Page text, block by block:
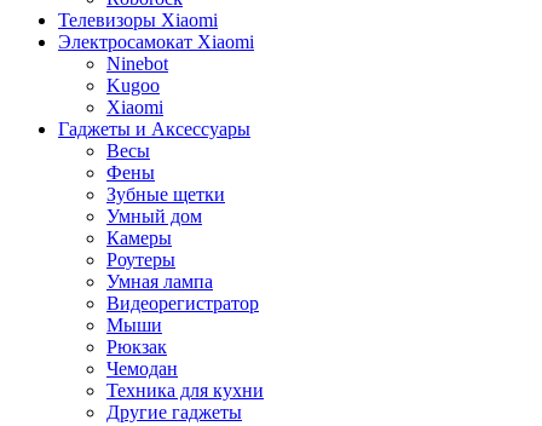
Телевизоры Xiaomi
Электросамокат Xiaomi
Ninebot
Kugoo
Xiaomi
Гаджеты и Аксессуары
Весы
Фены
Зубные щетки
Умный дом
Камеры
Роутеры
Умная лампа
Видеорегистратор
Мыши
Рюкзак
Чемодан
Техника для кухни
Другие гаджеты